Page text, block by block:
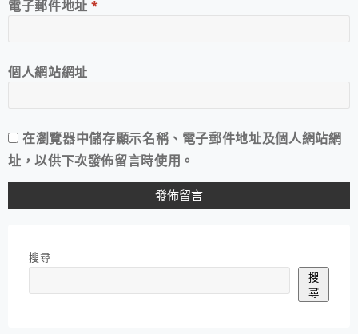
電子郵件地址*
個人網站網址
在瀏覽器中儲存顯示名稱、電子郵件地址及個人網站網
址，以供下次發佈留言時使用。
搜尋
搜
尋